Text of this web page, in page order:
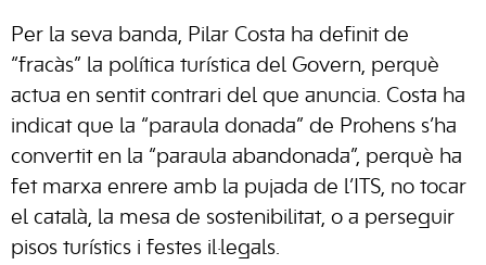
Per la seva banda, Pilar Costa ha definit de
“fracàs” la política turística del Govern, perquè
actua en sentit contrari del que anuncia. Costa ha
indicat que la “paraula donada” de Prohens s’ha
convertit en la “paraula abandonada”, perquè ha
fet marxa enrere amb la pujada de l’ITS, no tocar
el català, la mesa de sostenibilitat, o a perseguir
pisos turístics i festes il·legals.